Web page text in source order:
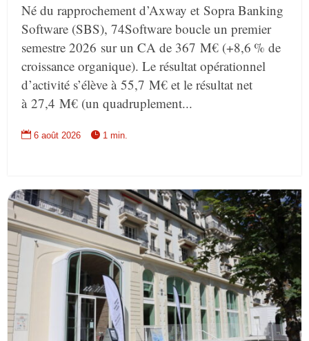
Né du rapprochement d’Axway et Sopra Banking
Software (SBS), 74Software boucle un premier
semestre 2026 sur un CA de 367 M€ (+8,6 % de
croissance organique). Le résultat opérationnel
d’activité s’élève à 55,7 M€ et le résultat net
à 27,4 M€ (un quadruplement...
 6 août 2026  1 min.